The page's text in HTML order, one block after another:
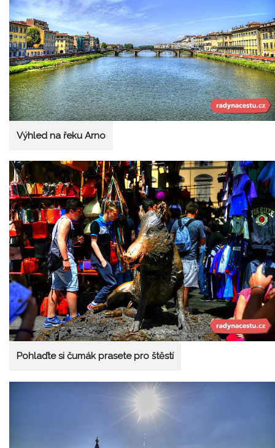
Výhled na řeku Arno
Pohlaďte si čumák prasete pro štěstí